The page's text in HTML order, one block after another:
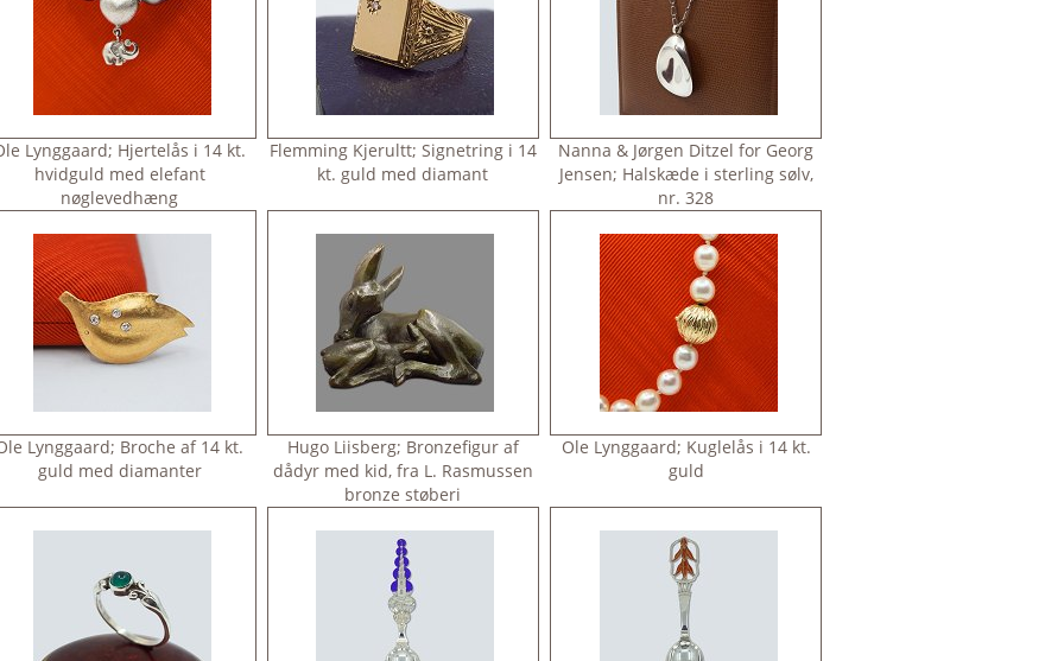
Lynggaard; Hjertelås i 14 kt.
hvidguld med elefant
nøglevedhæng
Flemming Kjerultt; Signetring i 14
kt. guld med diamant
Nanna & Jørgen Ditzel for Georg
Jensen; Halskæde i sterling sølv,
nr. 328
Lynggaard; Broche af 14 kt.
guld med diamanter
Hugo Liisberg; Bronzefigur af
dådyr med kid, fra L. Rasmussen
bronze støberi
Ole Lynggaard; Kuglelås i 14 kt.
guld